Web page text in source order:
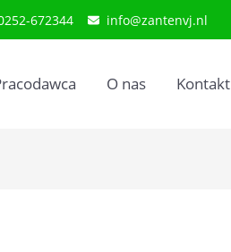
672344 info@zantenvj.nl
O nas Kontakt